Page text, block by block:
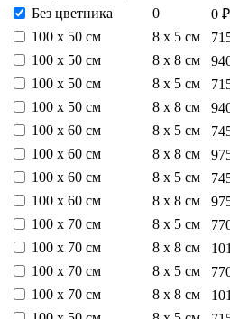
Без цветника
0
0 ₽
100 х 50 см
8 х 5 см
100 х 50 см
8 х 8 см
100 х 50 см
8 х 5 см
100 х 50 см
8 х 8 см
100 х 60 см
8 х 5 см
100 х 60 см
8 х 8 см
100 х 60 см
8 х 5 см
100 х 60 см
8 х 8 см
100 х 70 см
8 х 5 см
100 х 70 см
8 х 8 см
100 х 70 см
8 х 5 см
100 х 70 см
8 х 8 см